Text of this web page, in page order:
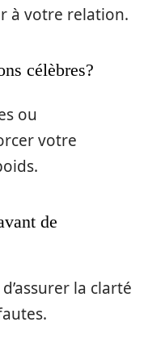
à votre relation.
célèbres?
ou
votre
de
la clarté